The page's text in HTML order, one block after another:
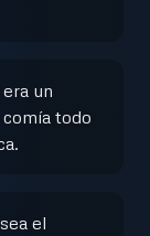
un
todo
el